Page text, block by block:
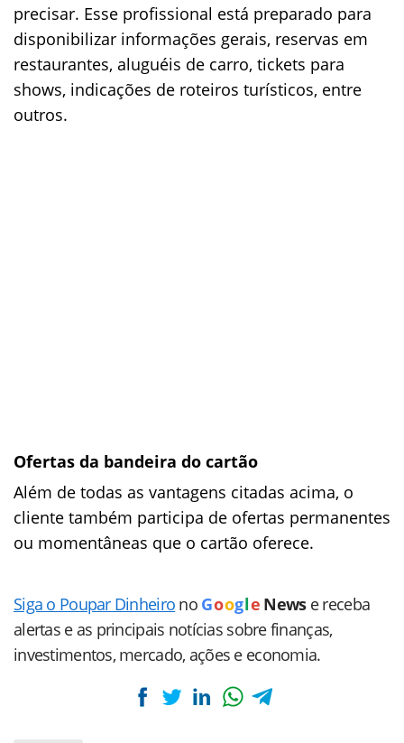
precisar. Esse profissional está preparado para
disponibilizar informações gerais, reservas em
restaurantes, aluguéis de carro, tickets para
shows, indicações de roteiros turísticos, entre
outros.
Ofertas da bandeira do cartão
Além de todas as vantagens citadas acima, o
cliente também participa de ofertas permanentes
ou momentâneas que o cartão oferece.
Siga o Poupar Dinheiro no Goog le News e receba
alertas e as principais notícias sobre finanças,
investimentos, mercado, ações e economia.